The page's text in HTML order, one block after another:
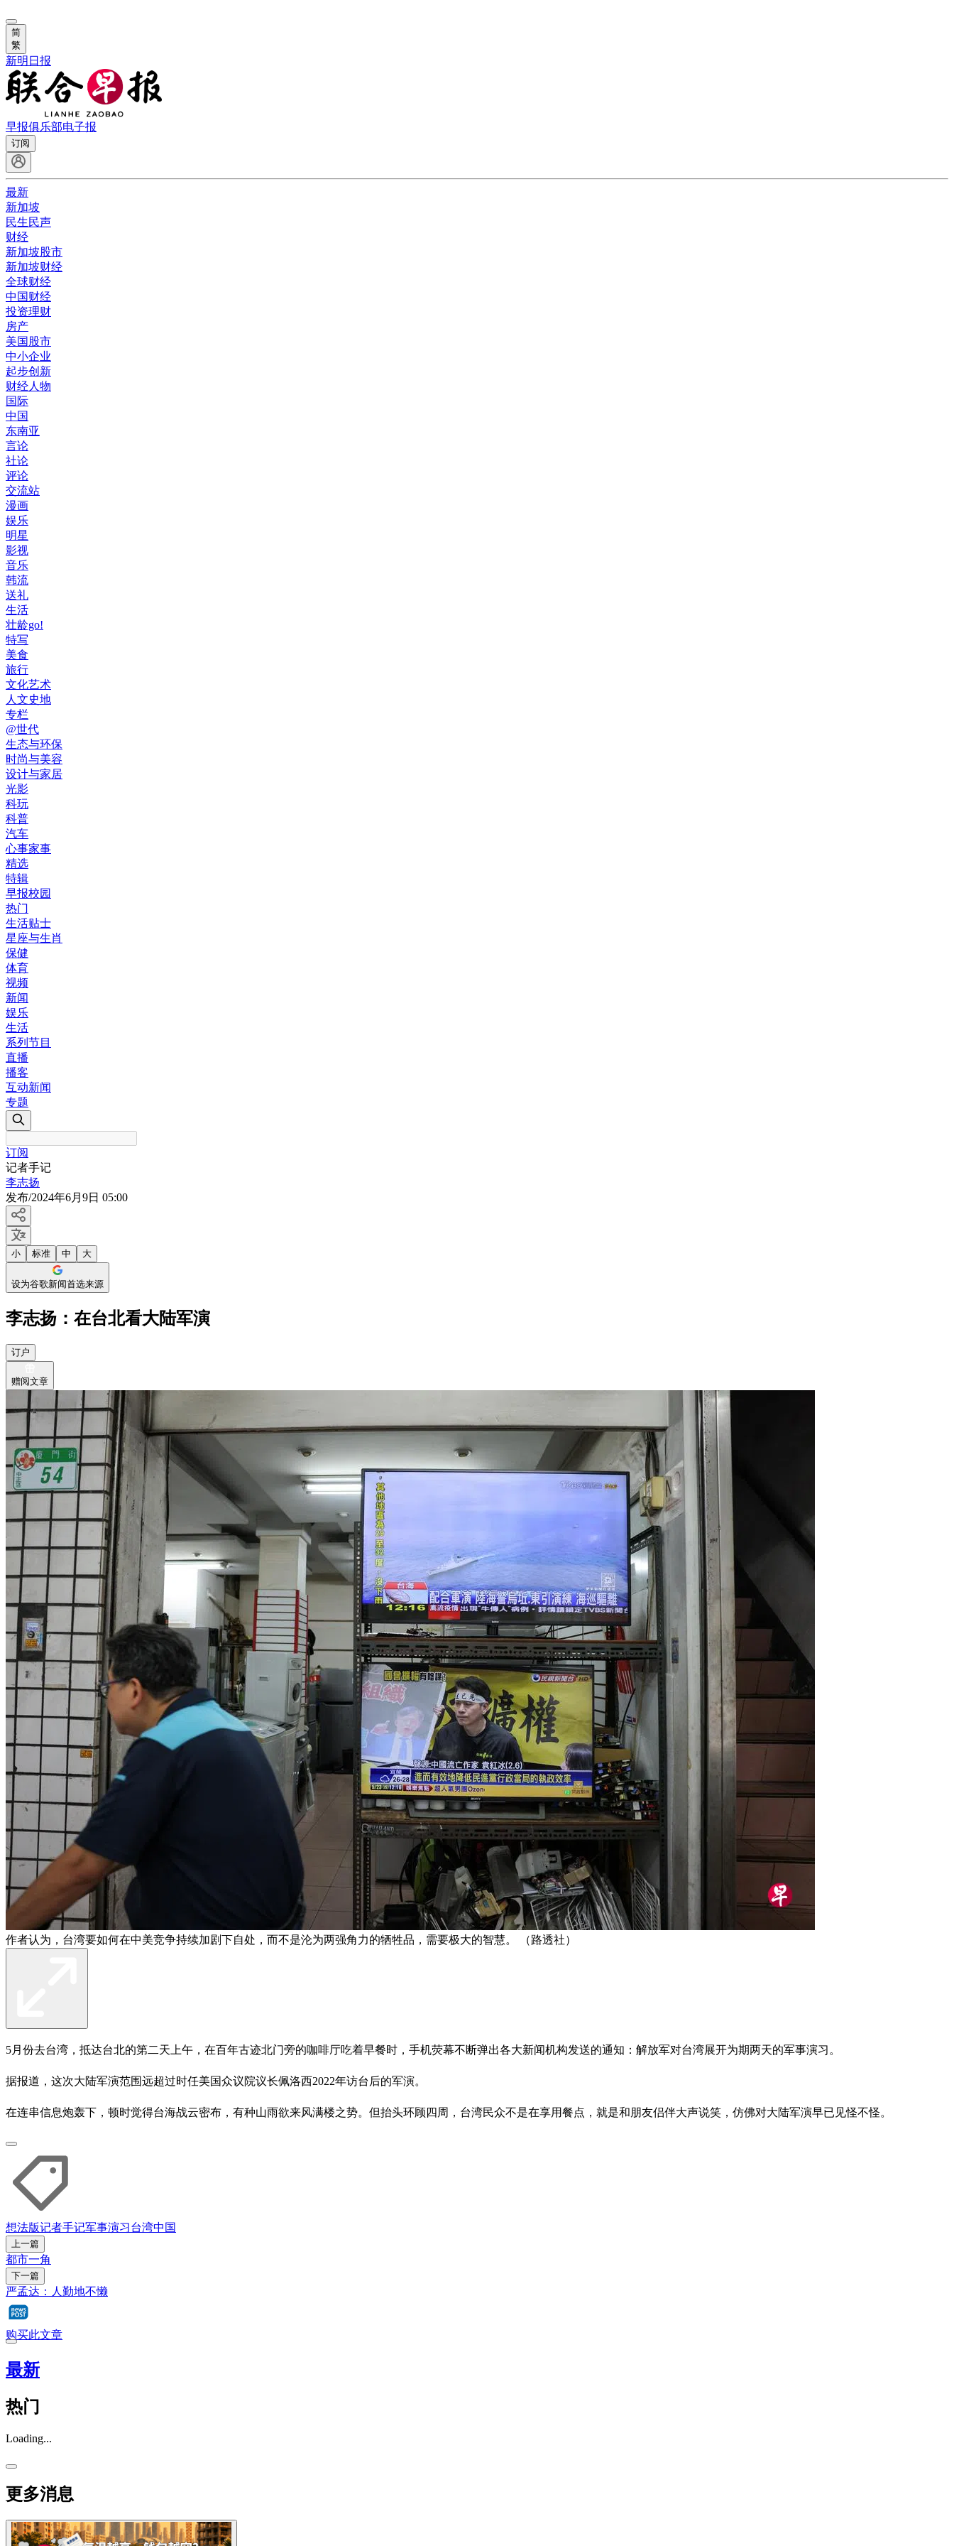
简
繁
新明日报
早报俱乐部电子报
订阅
最新
新加坡
民生民声
财经
新加坡股市
新加坡财经
全球财经
中国财经
投资理财
房产
美国股市
中小企业
起步创新
财经人物
国际
中国
东南亚
言论
社论
评论
交流站
漫画
娱乐
明星
影视
音乐
韩流
送礼
生活
壮龄go!
特写
美食
旅行
文化艺术
人文史地
专栏
@世代
生态与环保
时尚与美容
设计与家居
光影
科玩
科普
汽车
心事家事
精选
特辑
早报校园
热门
生活贴士
星座与生肖
保健
体育
视频
新闻
娱乐
生活
系列节目
直播
播客
互动新闻
专题
订阅
记者手记
李志扬
发布/2024年6月9日 05:00
小 标准 中 大
设为谷歌新闻首选来源
李志扬：在台北看大陆军演
订户
赠阅文章
作者认为，台湾要如何在中美竞争持续加剧下自处，而不是沦为两强角力的牺牲品，需要极大的智慧。 （路透社）
5月份去台湾，抵达台北的第二天上午，在百年古迹北门旁的咖啡厅吃着早餐时，手机荧幕不断弹出各大新闻机构发送的通知：解放军对台湾展开为期两天的军事演习。
据报道，这次大陆军演范围远超过时任美国众议院议长佩洛西2022年访台后的军演。
在连串信息炮轰下，顿时觉得台海战云密布，有种山雨欲来风满楼之势。但抬头环顾四周，台湾民众不是在享用餐点，就是和朋友侣伴大声说笑，仿佛对大陆军演早已见怪不怪。
想法版记者手记军事演习台湾中国
上一篇
都市一角
下一篇
严孟达：人勤地不懒
购买此文章
最新
热门
Loading...
更多消息